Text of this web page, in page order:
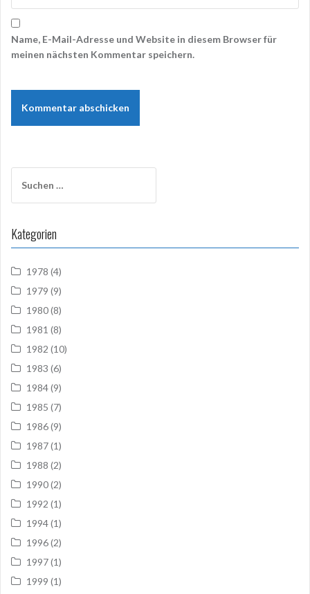
Name, E-Mail-Adresse und Website in diesem Browser für
meinen nächsten Kommentar speichern.
nach:
Kategorien
1978 (4)
1979 (9)
1980(8)
1981 (8)
1982 (10)
1983 (6)
1984(9)
1985 (7)
1986(9)
1987(1)
1988 (2)
1990(2)
1992 (1)
1994(1)
1996(2)
1997(1)
1999 (1)